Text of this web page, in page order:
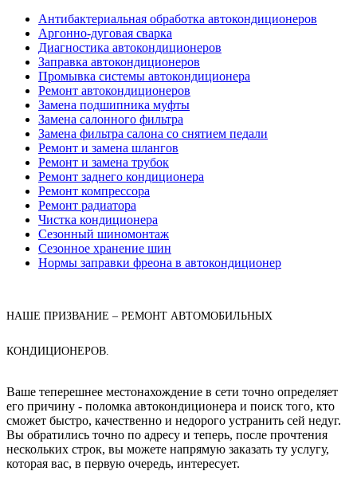
Антибактериальная обработка автокондиционеров
Аргонно-дуговая сварка
Диагностика автокондиционеров
Заправка автокондиционеров
Промывка системы автокондиционера
Ремонт автокондиционеров
Замена подшипника муфты
Замена салонного фильтра
Замена фильтра салона со снятием педали
Ремонт и замена шлангов
Ремонт и замена трубок
Ремонт заднего кондиционера
Ремонт компрессора
Ремонт радиатора
Чистка кондиционера
Сезонный шиномонтаж
Сезонное хранение шин
Нормы заправки фреона в автокондиционер
НАШЕ ПРИЗВАНИЕ – РЕМОНТ АВТОМОБИЛЬНЫХ
КОНДИЦИОНЕРОВ.
Ваше теперешнее местонахождение в сети точно определяет
его причину - поломка автокондиционера и поиск того, кто
сможет быстро, качественно и недорого устранить сей недуг.
Вы обратились точно по адресу и теперь, после прочтения
нескольких строк, вы можете напрямую заказать ту услугу,
которая вас, в первую очередь, интересует.